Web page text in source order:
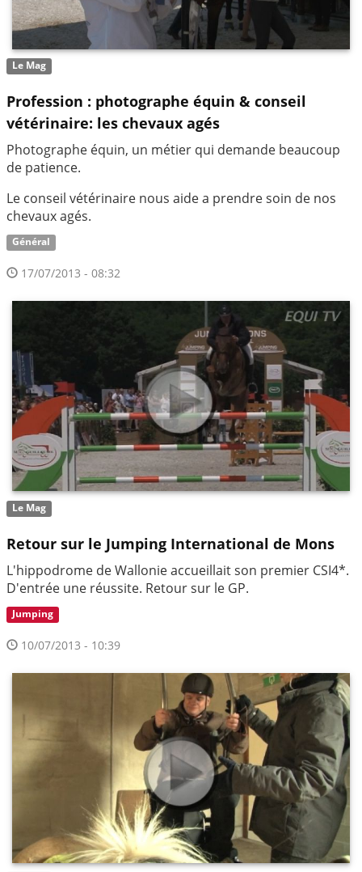
Le Mag
Profession : photographe équin & conseil
vétérinaire: les chevaux agés
Photographe équin, un métier qui demande beaucoup
de patience.
Le conseil vétérinaire nous aide a prendre soin de nos
chevaux agés.
Général
17/07/2013 - 08:32
Le Mag
Retour sur le Jumping International de Mons
L'hippodrome de Wallonie accueillait son premier CSI4*.
D'entrée une réussite. Retour sur le GP.
Jumping
10/07/2013 - 10:39